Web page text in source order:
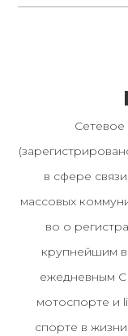
в сфере
массовых
во о
крупнейшим
ежедневным
мотоспорте и
спорте в